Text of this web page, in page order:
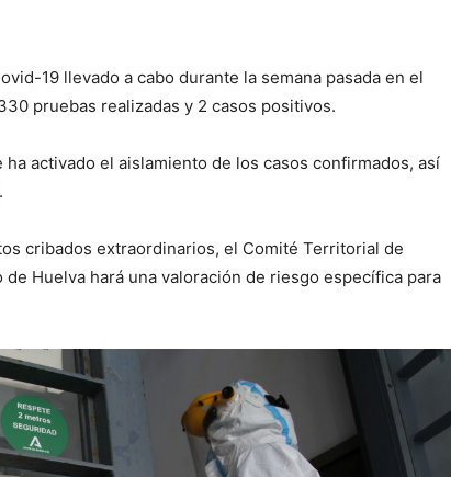
19 llevado a cabo durante la semana pasada en el
pruebas realizadas y 2 casos positivos.
activado el aislamiento de los casos confirmados, así
cribados extraordinarios, el Comité Territorial de
Huelva hará una valoración de riesgo específica para